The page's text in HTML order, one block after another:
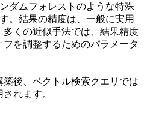
ダムフォレストのような特殊
。結果の精度は、一般に実用
多くの近似手法では、結果精度
を調整するためのパラメータ
後、ベクトル検索クエリでは
れます。